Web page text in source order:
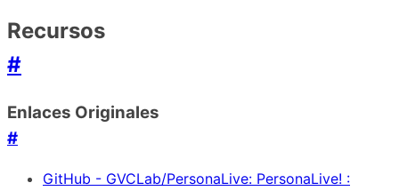
Recursos
#
Enlaces Originales
#
GitHub - GVCLab/PersonaLive: PersonaLive! :